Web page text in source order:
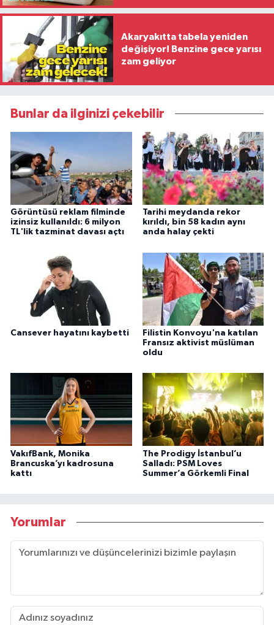
Akaryakıtta tabela yeniden
değişiyor! Benzine gece yarısı
zam geliyor
Bunlar da ilginizi çekebilir
Görüntüsü reklam filminde
izinsiz kullanıldı: 6 milyon
TL'lik tazminat davası açtı
Tarihi meydanda rekor
kırıldı, bin 58 kadın aynı
anda halay çekti
Cansever hayatını kaybetti
Filistin Konvoyu'na katılan
Fransız aktivist müslüman
oldu
VakıfBank, Monika
Brancuska’yı kadrosuna
kattı
The Prodigy İstanbul’u
Salladı: PSM Loves
Summer’a Görkemli Final
Yorumlar